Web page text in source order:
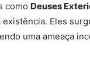
como Deuses
Eles
uma ameaça